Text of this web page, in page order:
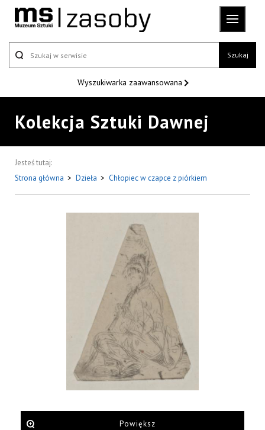
Szukaj
Wyszukiwarka zaawansowana
Kolekcja Sztuki Dawnej
Jesteś tutaj:
Strona główna > Dzieła > Chłopiec w czapce z piórkiem
Powiększ